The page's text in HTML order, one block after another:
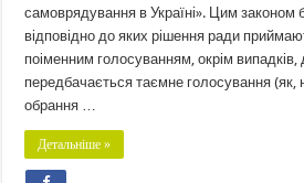
самоврядування в Україні». Цим законом
відповідно до яких рішення ради
поіменним голосуванням, окрім
передбачається таємне голосування (як,
обрання …
Детальніше »